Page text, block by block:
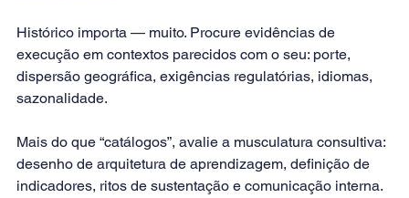
Histórico importa — muito. Procure evidências de
execução em contextos parecidos com o seu: porte,
dispersão geográfica, exigências regulatórias, idiomas,
sazonalidade.
Mais do que “catálogos”, avalie a musculatura consultiva:
desenho de arquitetura de aprendizagem, definição de
indicadores, ritos de sustentação e comunicação interna.